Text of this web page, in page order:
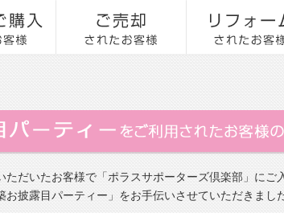
ただいたお客様で「ポラスサポーターズ倶楽部」にご
お披露目パーティー」をお手伝いさせていただきました